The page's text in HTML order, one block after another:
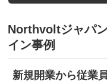
Northvoltジャパ
イン事例
新規開業から従業